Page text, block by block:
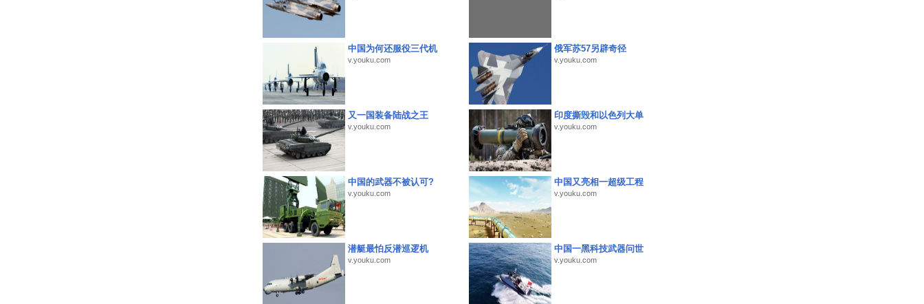
中国为何还服役三代机
v.youku.com
俄军苏57另辟奇径
v.youku.com
又一国装备陆战之王
v.youku.com
印度撕毁和以色列大单
v.youku.com
中国的武器不被认可?
v.youku.com
中国又亮相一超级工程
v.youku.com
潜艇最怕反潜巡逻机
v.youku.com
中国一黑科技武器问世
v.youku.com